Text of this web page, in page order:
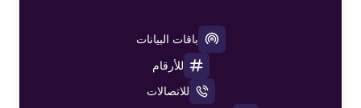
باقات البيانات
للأرقام
للاتصالات